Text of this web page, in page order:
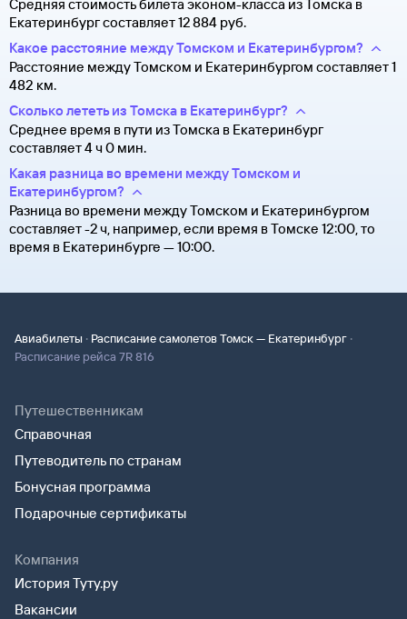
Средняя стоимость билета эконом-класса из Томска в
Екатеринбург составляет 12 ⁠884 руб.
Какое расстояние между Томском и Екатеринбургом?
Расстояние между Томском и Екатеринбургом составляет 1
482 км.
Сколько лететь из Томска в Екатеринбург?
Среднее время в пути из Томска в Екатеринбург
составляет 4 ч 0 мин.
Какая разница во времени между Томском и
Екатеринбургом?
Разница во времени между Томском и Екатеринбургом
составляет -2 ч, например, если время в Томске 12:00, то
время в Екатеринбурге — 10:00.
Авиабилеты · Расписание самолетов Томск — Екатеринбург ·
Расписание рейса 7R 816
Путешественникам
Справочная
Путеводитель по странам
Бонусная программа
Подарочные сертификаты
Компания
История Туту.ру
Вакансии